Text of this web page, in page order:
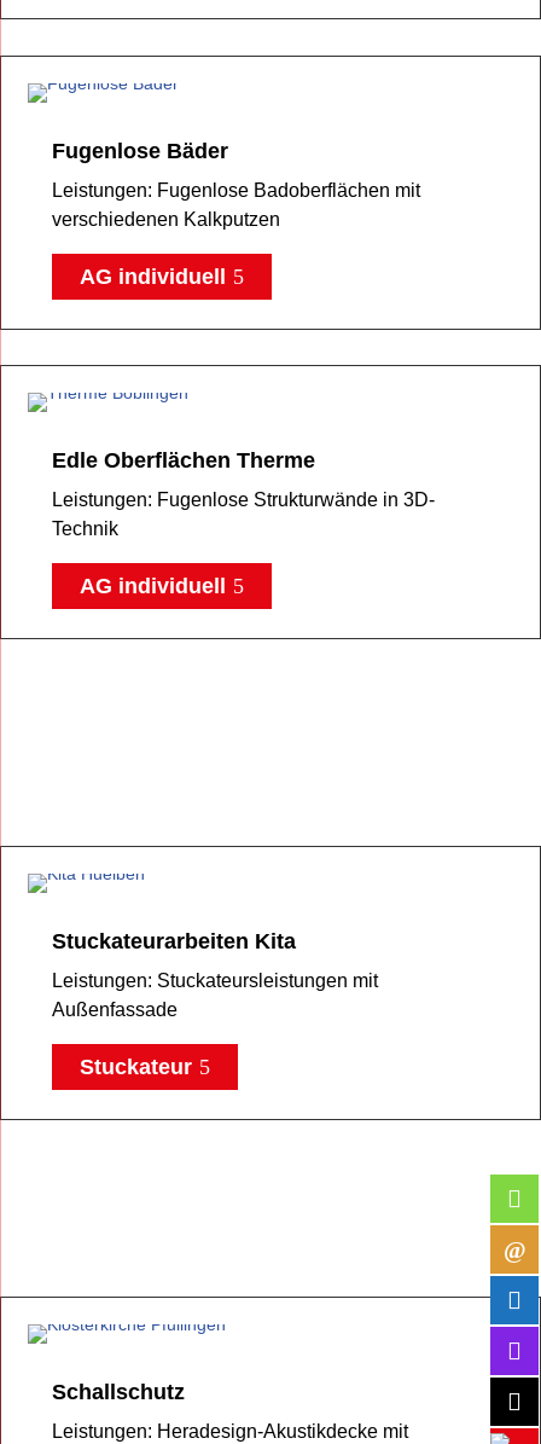
Fugenlose Bäder
Leistungen: Fugenlose Badoberflächen mit
verschiedenen Kalkputzen
AG individuell
Edle Oberflächen Therme
Leistungen: Fugenlose Strukturwände in 3D-
Technik
AG individuell
Stuckateurarbeiten Kita
Leistungen: Stuckateursleistungen mit
Außenfassade
Stuckateur
Schallschutz
Leistungen: Heradesign-Akustikdecke mit